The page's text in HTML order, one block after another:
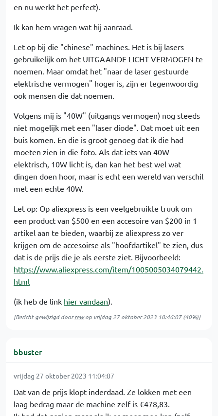
en nu werkt het perfect).
Ik kan hem vragen wat hij aanraad.
Let op bij die "chinese" machines. Het is bij lasers
gebruikelijk om het UITGAANDE LICHT VERMOGEN te
noemen. Maar omdat het "naar de laser gestuurde
elektrische vermogen" hoger is, zijn er tegenwoordig
ook mensen die dat noemen.
Volgens mij is "40W" (uitgangs vermogen) nog steeds
niet mogelijk met een "laser diode". Dat moet uit een
buis komen. En die is groot genoeg dat ik die had
moeten zien in die foto. Als dat iets van 40W
elektrisch, 10W licht is, dan kan het best wel wat
dingen doen hoor, maar is echt een wereld van verschil
met een echte 40W.
Let op: Op aliexpress is een veelgebruikte truuk om
een product van $500 en een accesoire van $200 in 1
artikel aan te bieden, waarbij ze aliexpress zo ver
krijgen om de accesoirse als "hoofdartikel" te zien, dus
dat is de prijs die je als eerste ziet. Bijvoorbeeld:
https://www.aliexpress.com/item/1005005034079442.
html
(ik heb de link hier vandaan).
[Bericht gewijzigd doorrewop vrijdag 27 oktober 2023 10:46:07(40%)]
bbuster
vrijdag 27 oktober 2023 11:04:07
Dat van de prijs klopt inderdaad. Ze lokken met een
laag bedrag maar de machine zelf is €478,83.